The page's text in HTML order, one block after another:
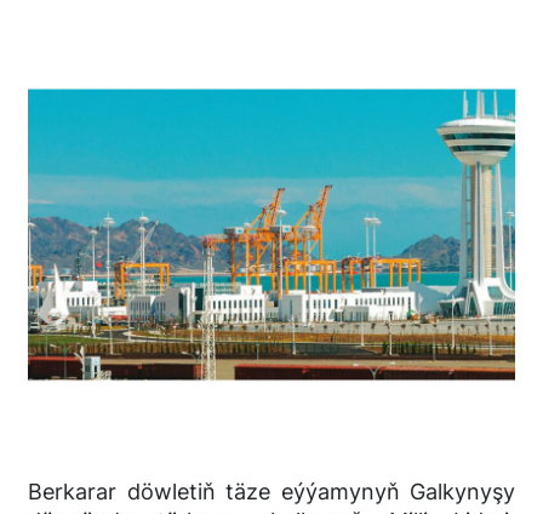
Berkarar döwletiň täze eýýamynyň Galkynyşy